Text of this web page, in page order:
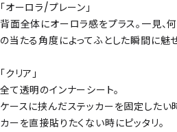
「オーロラ/プレーン」
背面全体にオーロラ感をプラス。一見、
の当たる角度によってふとした瞬間に魅
「クリア」
全て透明のインナーシート。
ケースに挟んだステッカーを固定したい
カーを直接貼りたくない時にピッタリ。